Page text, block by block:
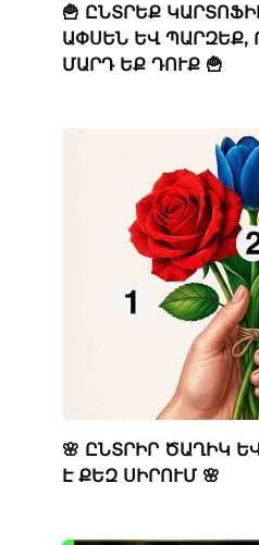
🍟 ԸՆՏՐԵՔ
ԱՓՍԵՆ ԵՎ ՊԱՐԶԵՔ,
ՄԱՐԴ ԵՔ ԴՈՒՔ 🍟
🌸 ԸՆՏՐԻՐ ԾԱՂԻԿ
Է ՔԵԶ ՍԻՐՈՒՄ 🌸